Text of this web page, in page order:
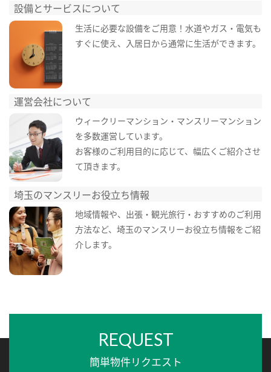
設備とサービスについて
生活に必要な設備をご用意！水道やガス・電気も
すぐに使え、入居日から通常に生活ができます。
運営会社について
ウィークリーマンション・マンスリーマンション
を多数運営しています。
お客様のご利用目的に応じて、幅広くご紹介させ
て頂きます。
埼玉のマンスリーお役立ち情報
地域情報や、出張・観光旅行・おすすめのご利用
方法など、埼玉のマンスリーお役立ち情報をご紹
介します。
REQUEST
簡単物件リクエスト